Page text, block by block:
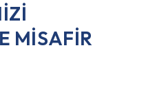
MİSAFİR